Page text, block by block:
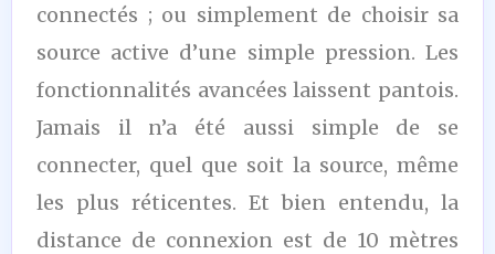
connectés ; ou simplement de choisir sa
source active d’une simple pression. Les
fonctionnalités avancées laissent pantois.
Jamais il n’a été aussi simple de se
connecter, quel que soit la source, même
les plus réticentes. Et bien entendu, la
distance de connexion est de 10 mètres